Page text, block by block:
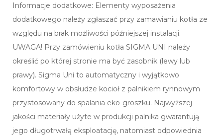
Informacje dodatkowe: Elementy wyposażenia
dodatkowego należy zgłaszać przy zamawianiu kotła ze
względu na brak możliwości późniejszej instalacji.
UWAGA! Przy zamówieniu kotła SIGMA UNI należy
określić po której stronie ma być zasobnik (lewy lub
prawy). Sigma Uni to automatyczny i wyjątkowo
komfortowy w obsłudze kocioł z palnikiem rynnowym
przystosowany do spalania eko-groszku. Najwyższej
jakości materiały użyte w produkcji palnika gwarantują
jego długotrwałą eksploatację, natomiast odpowiednia